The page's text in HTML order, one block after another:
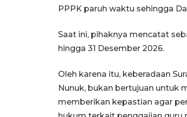
PPPK paruh waktu sehingga
Saat ini, pihaknya mencatat
hingga 31 Desember 2026.
Oleh karena itu, keberadaan
Nunuk, bukan bertujuan untuk
memberikan kepastian agar